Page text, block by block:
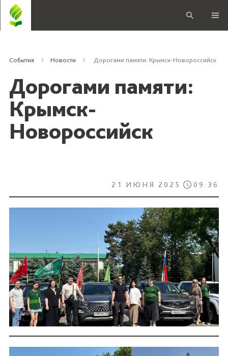
События Новости Дорогами памяти: Крымск-Новороссийск
Дорогами памяти:
Крымск-
Новороссийск
21 ИЮНЯ 2025 09:36